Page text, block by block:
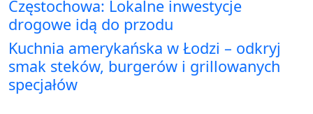
Częstochowa: Lokalne inwestycje
drogowe idą do przodu
Kuchnia amerykańska w Łodzi – odkryj
smak steków, burgerów i grillowanych
specjałów